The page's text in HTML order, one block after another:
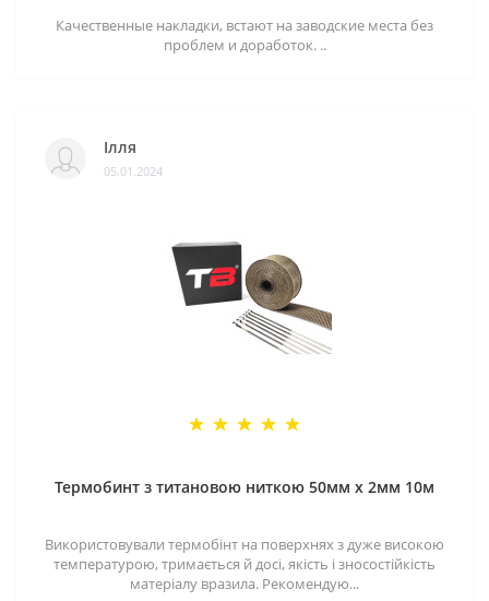
Качественные накладки, встают на заводские места без
проблем и доработок. ..
Ілля
05.01.2024
Термобинт з титановою ниткою 50мм х 2мм 10м
Використовували термобінт на поверхнях з дуже високою
температурою, тримається й досі, якість і зносостійкість
матеріалу вразила. Рекомендую...